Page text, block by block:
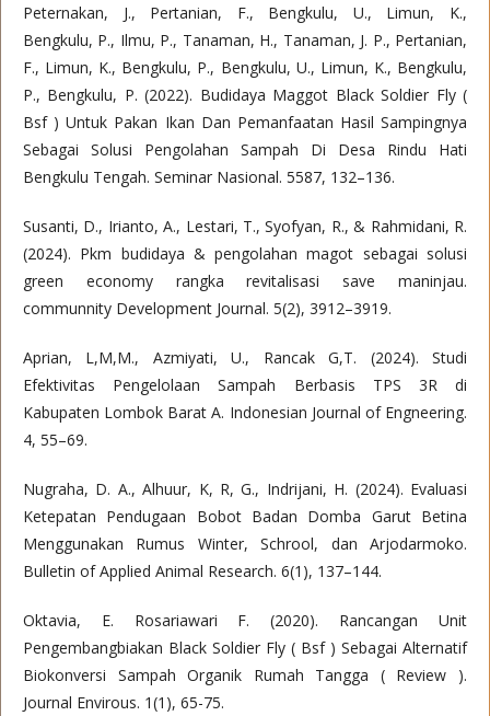
Peternakan, J., Pertanian, F., Bengkulu, U., Limun, K.,
Bengkulu, P., Ilmu, P., Tanaman, H., Tanaman, J. P., Pertanian,
F., Limun, K., Bengkulu, P., Bengkulu, U., Limun, K., Bengkulu,
P., Bengkulu, P. (2022). Budidaya Maggot Black Soldier Fly (
Bsf ) Untuk Pakan Ikan Dan Pemanfaatan Hasil Sampingnya
Sebagai Solusi Pengolahan Sampah Di Desa Rindu Hati
Bengkulu Tengah. Seminar Nasional. 5587, 132–136.
Susanti, D., Irianto, A., Lestari, T., Syofyan, R., & Rahmidani, R.
(2024). Pkm budidaya & pengolahan magot sebagai solusi
green economy rangka revitalisasi save maninjau.
communnity Development Journal. 5(2), 3912–3919.
Aprian, L,M,M., Azmiyati, U., Rancak G,T. (2024). Studi
Efektivitas Pengelolaan Sampah Berbasis TPS 3R di
Kabupaten Lombok Barat A. Indonesian Journal of Engneering.
4, 55–69.
Nugraha, D. A., Alhuur, K, R, G., Indrijani, H. (2024). Evaluasi
Ketepatan Pendugaan Bobot Badan Domba Garut Betina
Menggunakan Rumus Winter, Schrool, dan Arjodarmoko.
Bulletin of Applied Animal Research. 6(1), 137–144.
Oktavia, E. Rosariawari F. (2020). Rancangan Unit
Pengembangbiakan Black Soldier Fly ( Bsf ) Sebagai Alternatif
Biokonversi Sampah Organik Rumah Tangga ( Review ).
Journal Envirous. 1(1), 65-75.